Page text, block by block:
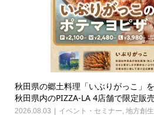
秋田県の郷土料理「いぶりがっこ」
秋田県内のPIZZA-LA 4店舗で限定販売
2026.08.03 イベント・セミナー, 地方創生